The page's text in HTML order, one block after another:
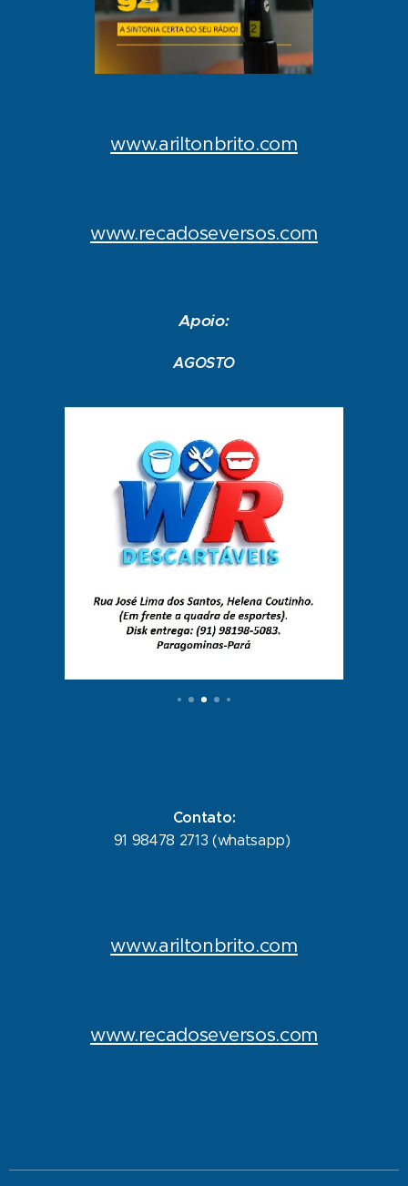
www.ariltonbrito.com
www.recadoseversos.com
Apoio:
AGOSTO
Contato:
91 98478 2713 (whatsapp)
www.ariltonbrito.com
www.recadoseversos.com